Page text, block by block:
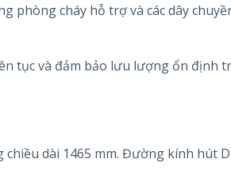
phòng cháy hỗ trợ và các dây
tục và đảm bảo lưu lượng ổn định
dài 1465 mm. Đường kính hút